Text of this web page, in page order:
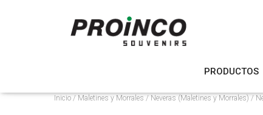
PRODUCTOS
Inicio/ Maletines y Morrales / Neveras (Maletines y Morrales) /